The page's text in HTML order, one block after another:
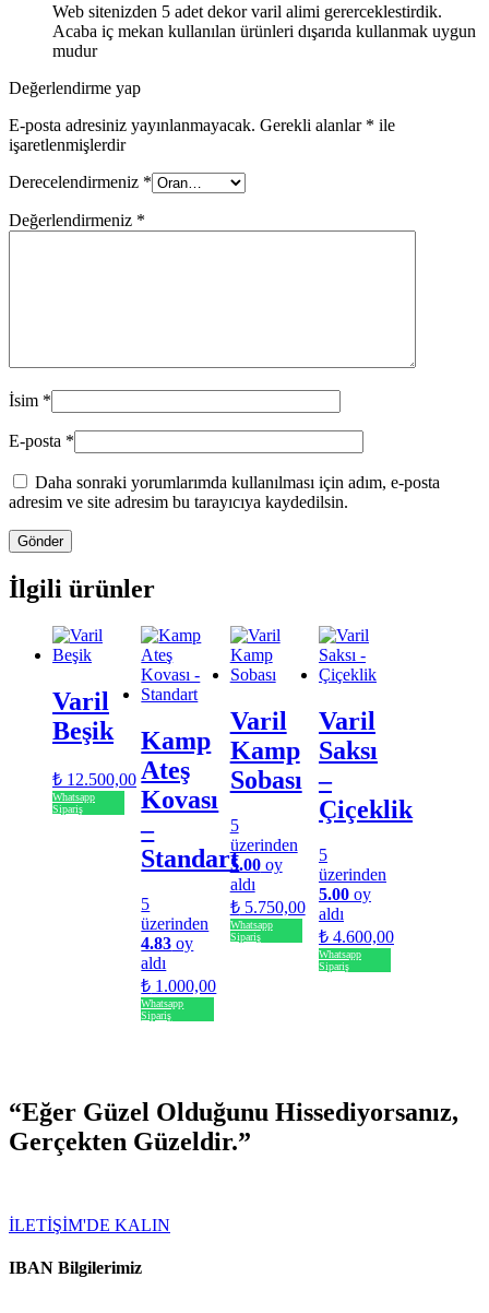
Web sitenizden 5 adet dekor varil alimi gererceklestirdik.
Acaba iç mekan kullanılan ürünleri dışarıda kullanmak uygun
mudur
Değerlendirme yap
E-posta adresiniz yayınlanmayacak. Gerekli alanlar * ile
işaretlenmişlerdir
Derecelendirmeniz *
Değerlendirmeniz *
İsim *
E-posta *
Daha sonraki yorumlarımda kullanılması için adım, e-posta
adresim ve site adresim bu tarayıcıya kaydedilsin.
İlgili ürünler
Varil
Beşik
₺ 12.500,00
Whatsapp
Sipariş
Kamp
Ateş
Kovası
–
Standart
5
üzerinden
4.83 oy
aldı
₺ 1.000,00
Whatsapp
Sipariş
Varil
Kamp
Sobası
5
üzerinden
5.00oy
aldı
₺5.750,00
Whatsapp
Sipariş
Varil
Saksı
–
Çiçeklik
5
üzerinden
5.00oy
aldı
₺4.600,00
Whatsapp
Sipariş
“Eğer Güzel Olduğunu Hissediyorsanız,
Gerçekten Güzeldir.”
İLETİŞİM'DE KALIN
IBAN Bilgilerimiz